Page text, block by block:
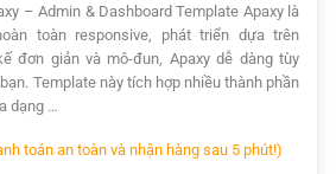
– Admin & Dashboard Template Apaxy là
toàn responsive, phát triển dựa trên
đơn giản và mô-đun, Apaxy dễ dàng tùy
Template này tích hợp nhiều thành phần
dạng …
toán an toàn và nhận hàng sau 5 phút!)